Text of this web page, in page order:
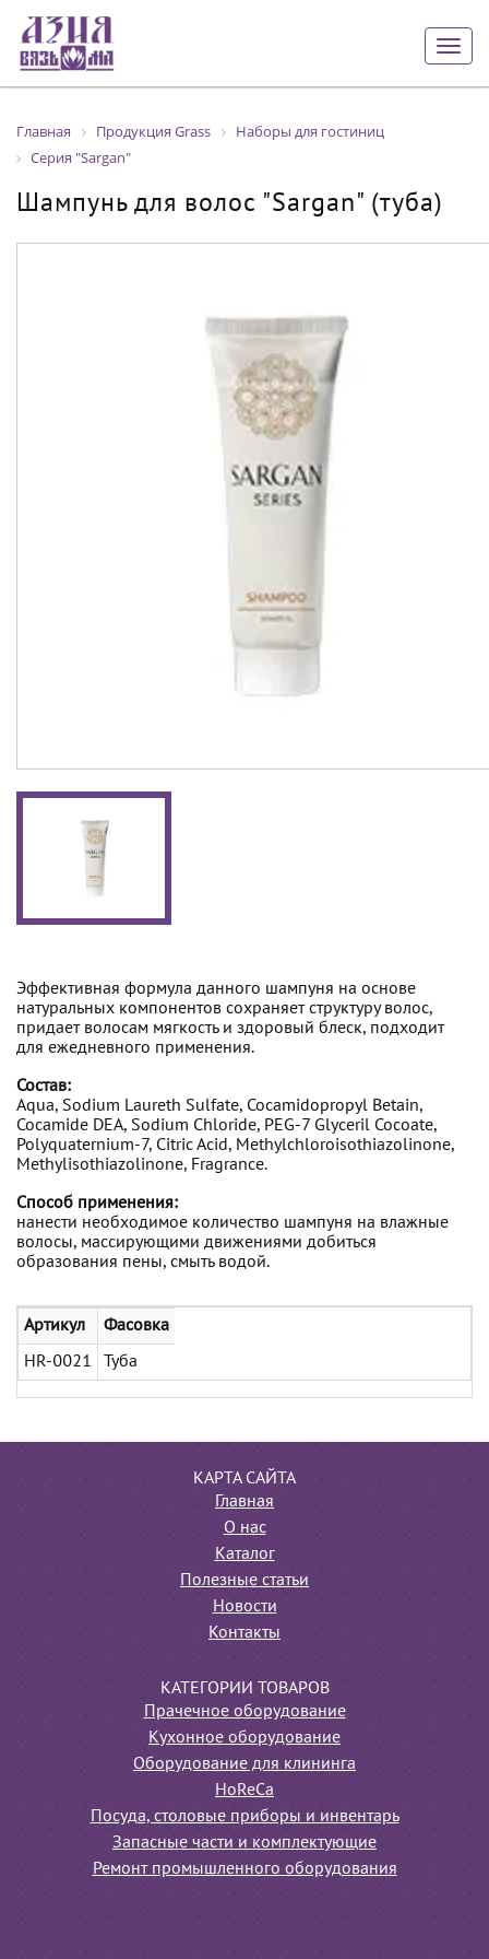
Главная Продукция Grass
Наборы для гостиниц
Серия "Sargan"
Шампунь для волос "Sargan" (туба)
Эффективная формула данного шампуня на основе
натуральных компонентов сохраняет структуру волос,
придает волосам мягкость и здоровый блеск, подходит
для ежедневного применения.
Состав:
Aqua, Sodium Laureth Sulfate, Cocamidopropyl Betain,
Cocamide DEA, Sodium Chloride, PEG-7 Glyceril Cocoate,
Polyquaternium-7, Citric Acid, Methylchloroisothiazolinone,
Methylisothiazolinone, Fragrance.
Способ применения:
нанести необходимое количество шампуня на влажные
волосы, массирующими движениями добиться
образования пены, смыть водой.
Артикул Фасовка
HR-0021 Туба
КАРТА САЙТА
Главная
О нас
Каталог
Полезные статьи
Новости
Контакты
КАТЕГОРИИ ТОВАРОВ
Прачечное оборудование
Кухонное оборудование
Оборудование для клининга
HoReCa
Посуда, столовые приборы и инвентарь
Запасные части и комплектующие
Ремонт промышленного оборудования